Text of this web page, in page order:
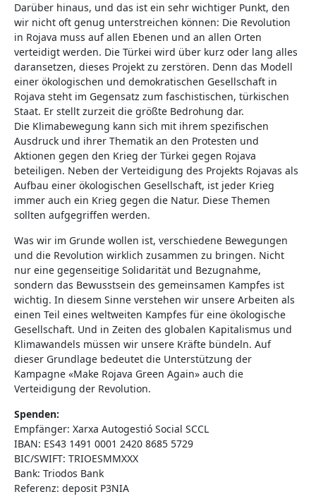
Darüber hinaus, und das ist ein sehr wichtiger Punkt, den
wir nicht oft genug unterstreichen können: Die Revolution
in Rojava muss auf allen Ebenen und an allen Orten
verteidigt werden. Die Türkei wird über kurz oder lang alles
daransetzen, dieses Projekt zu zerstören. Denn das Modell
einer ökologischen und demokratischen Gesellschaft in
Rojava steht im Gegensatz zum faschistischen, türkischen
Staat. Er stellt zurzeit die größte Bedrohung dar.
Die Klimabewegung kann sich mit ihrem spezifischen
Ausdruck und ihrer Thematik an den Protesten und
Aktionen gegen den Krieg der Türkei gegen Rojava
beteiligen. Neben der Verteidigung des Projekts Rojavas als
Aufbau einer ökologischen Gesellschaft, ist jeder Krieg
immer auch ein Krieg gegen die Natur. Diese Themen
sollten aufgegriffen werden.
Was wir im Grunde wollen ist, verschiedene Bewegungen
und die Revolution wirklich zusammen zu bringen. Nicht
nur eine gegenseitige Solidarität und Bezugnahme,
sondern das Bewusstsein des gemeinsamen Kampfes ist
wichtig. In diesem Sinne verstehen wir unsere Arbeiten als
einen Teil eines weltweiten Kampfes für eine ökologische
Gesellschaft. Und in Zeiten des globalen Kapitalismus und
Klimawandels müssen wir unsere Kräfte bündeln. Auf
dieser Grundlage bedeutet die Unterstützung der
Kampagne «Make Rojava Green Again» auch die
Verteidigung der Revolution.
Spenden:
Empfänger: Xarxa Autogestió Social SCCL
IBAN: ES43 1491 0001 2420 8685 5729
BIC/SWIFT: TRIOESMMXXX
Bank: Triodos Bank
Referenz: deposit P3NIA